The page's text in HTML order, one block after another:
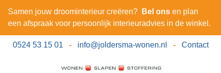
Samen jouw droominterieur creëren? Bel ons en plan
een afspraak voor persoonlijk interieuradvies in de winkel.
0524 53 15 01 - info@joldersma-wonen.nl - Contact